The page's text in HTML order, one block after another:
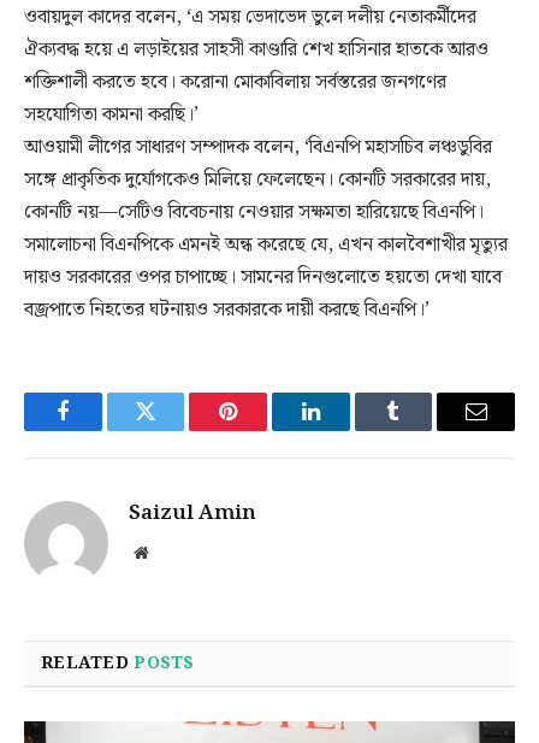
ওবায়দুল কাদের বলেন, ‘এ সময় ভেদাভেদ ভুলে দলীয় নেতাকর্মীদের
ঐক্যবদ্ধ হয়ে এ লড়াইয়ের সাহসী কাণ্ডারি শেখ হাসিনার হাতকে আরও
শক্তিশালী করতে হবে। করোনা মোকাবিলায় সর্বস্তরের জনগণের
সহযোগিতা কামনা করছি।’
আওয়ামী লীগের সাধারণ সম্পাদক বলেন, ‘বিএনপি মহাসচিব লঞ্চডুবির
সঙ্গে প্রাকৃতিক দুর্যোগকেও মিলিয়ে ফেলেছেন। কোনটি সরকারের দায়,
কোনটি নয়—সেটিও বিবেচনায় নেওয়ার সক্ষমতা হারিয়েছে বিএনপি।
সমালোচনা বিএনপিকে এমনই অন্ধ করেছে যে, এখন কালবৈশাখীর মৃত্যুর
দায়ও সরকারের ওপর চাপাচ্ছে। সামনের দিনগুলোতে হয়তো দেখা যাবে
বজ্রপাতে নিহতের ঘটনায়ও সরকারকে দায়ী করছে বিএনপি।’
FacebookTwitter Pinterest LinkedInTumblr Email
Saizul Amin
Website
RELATEDPOSTS